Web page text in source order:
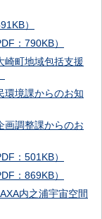
）
：790KB）
崎町地域包括支援
環境課からのお知
画調整課からのお
：501KB）
：869KB）
内之浦宇宙空間